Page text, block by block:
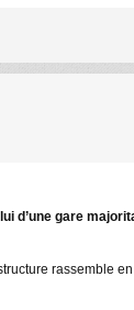
d’une gare
rassemble